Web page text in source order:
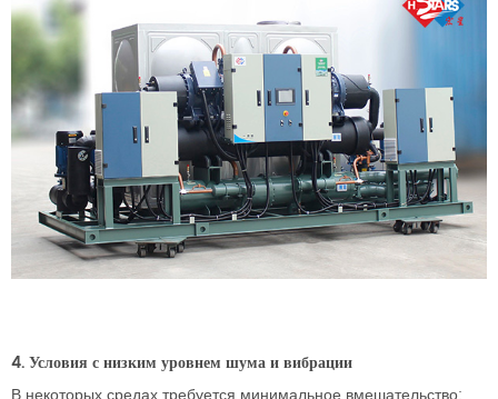
4. Условия с низким уровнем шума и вибрации